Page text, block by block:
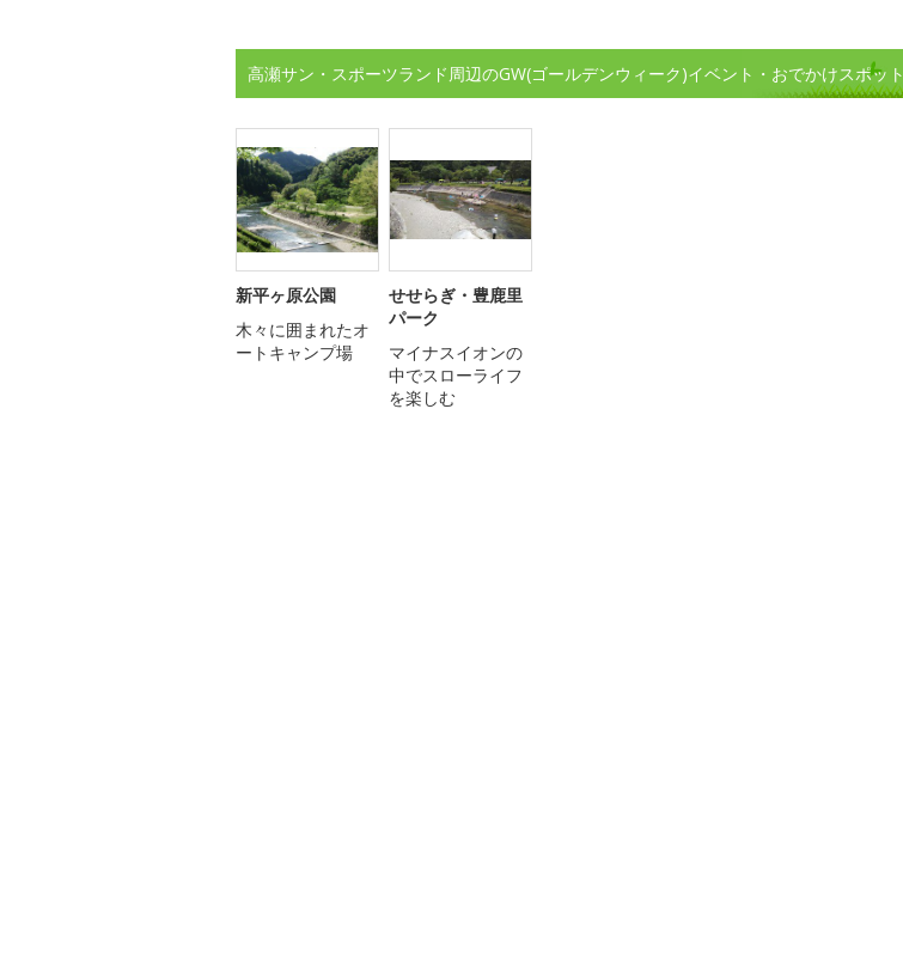
高瀬サン・スポーツランド周辺のGW(ゴールデンウィーク)イベント・おでかけスポット
新平ヶ原公園
木々に囲まれたオ
ートキャンプ場
せせらぎ・豊鹿里
パーク
マイナスイオンの
中でスローライフ
を楽しむ